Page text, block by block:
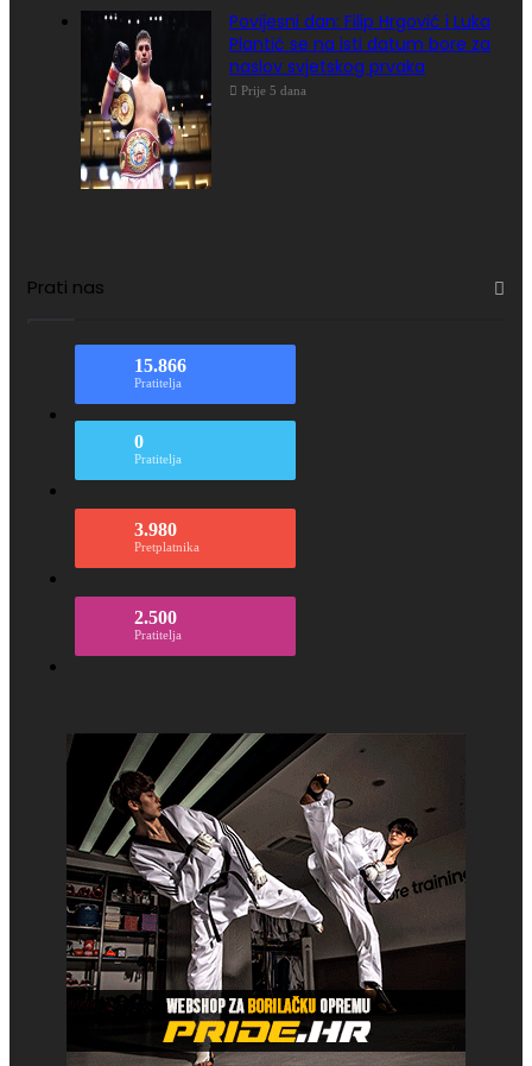
Povijesni dan: Filip Hrgović i Luka
Plantić se na isti datum bore za
naslov svjetskog prvaka
Prije 5 dana
Prati nas
15.866
Pratitelja
0
Pratitelja
3.980
Pretplatnika
2.500
Pratitelja